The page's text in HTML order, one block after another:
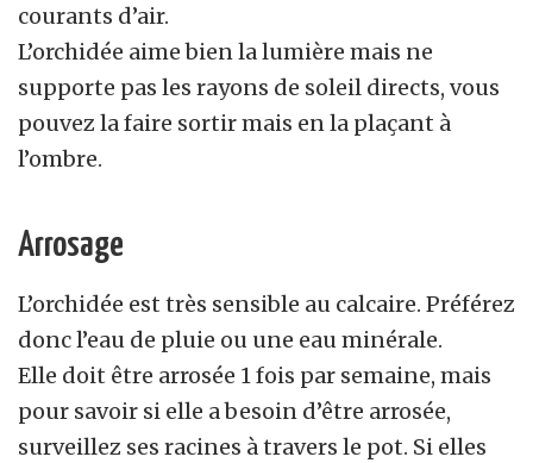
courants d’air.
L’orchidée aime bien la lumière mais ne
supporte pas les rayons de soleil directs, vous
pouvez la faire sortir mais en la plaçant à
l’ombre.
Arrosage
L’orchidée est très sensible au calcaire. Préférez
donc l’eau de pluie ou une eau minérale.
Elle doit être arrosée 1 fois par semaine, mais
pour savoir si elle a besoin d’être arrosée,
surveillez ses racines à travers le pot. Si elles